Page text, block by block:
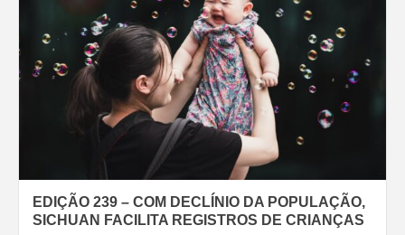
EDIÇÃO 239 – COM DECLÍNIO DA POPULAÇÃO,
SICHUAN FACILITA REGISTROS DE CRIANÇAS